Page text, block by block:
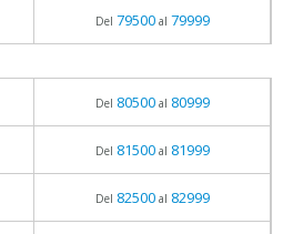
Del 79500al 79999
Del 80500al 80999
Del 81500al 81999
Del 82500al 82999